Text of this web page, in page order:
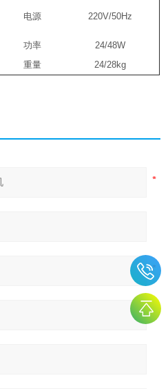
电源 220V/50Hz
功率
24/48W
重量 24/28kg